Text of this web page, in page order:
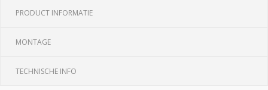
PRODUCT INFORMATIE
MONTAGE
TECHNISCHE INFO